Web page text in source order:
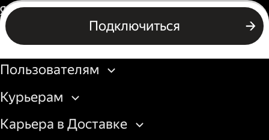
Автокурьер
Подключиться
Подключиться
Россия
Бизнесу
Пользователям
Курьерам
Карьера в Доставке